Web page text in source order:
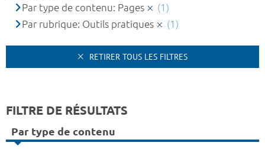
Par type de contenu: Pages
(1)
Par rubrique: Outils pratiques
(1)
RETIRER TOUS LES FILTRES
FILTRE DE RÉSULTATS
Par type de contenu